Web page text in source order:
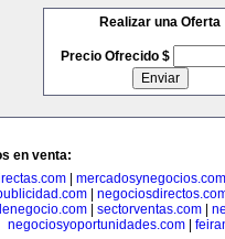
Realizar una Oferta
Precio Ofrecido $
en venta:
mercadosynegocios.com
| sectorventas.com|
negociosyoportunidades.com